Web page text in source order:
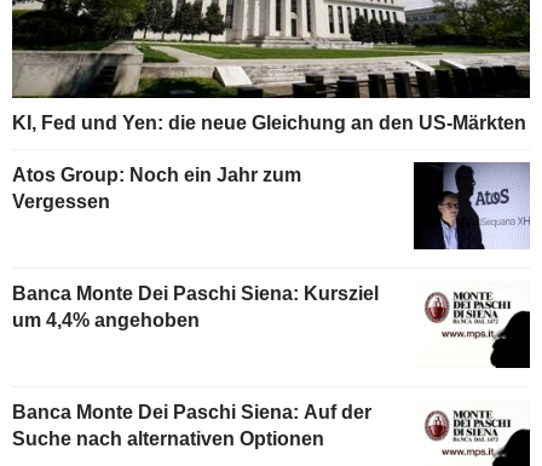
KI, Fed und Yen: die neue Gleichung an den US-Märkten
Atos Group: Noch ein Jahr zum
Vergessen
Banca Monte Dei Paschi Siena: Kursziel
um 4,4% angehoben
Banca Monte Dei Paschi Siena: Auf der
Suche nach alternativen Optionen